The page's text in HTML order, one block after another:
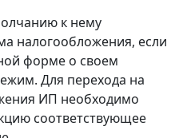
к нему
налогообложения, если
форме о своем
Для перехода на
ИП необходимо
соответствующее